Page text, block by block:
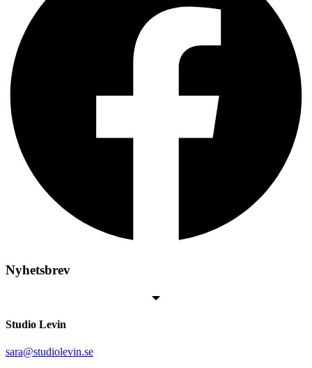
Nyhetsbrev
Studio Levin
sara@studiolevin.se